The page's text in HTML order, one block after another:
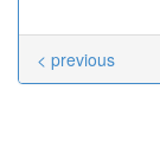
< previous